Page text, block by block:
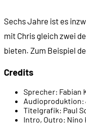
00:13:13 Die
00:14:10 Die
00:16:20 Das
Sechs Jahre ist es
mit Chris gleich zwei
bieten. Zum Beispiel
Credits
Sprecher: Fabian
Audioproduktion:
Titelgrafik: Paul
Intro, Outro: Nino